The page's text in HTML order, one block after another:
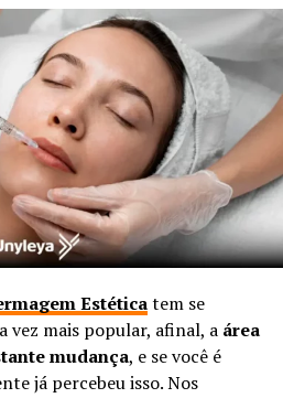
Estéticatem se
vez mais popular, afinal, a área
mudança, e se você é
já percebeu isso. Nos